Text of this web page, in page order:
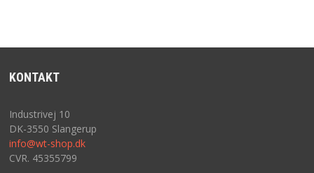
KONTAKT
Industrivej 10
DK-3550 Slangerup
info@wt-shop.dk
CVR. 45355799